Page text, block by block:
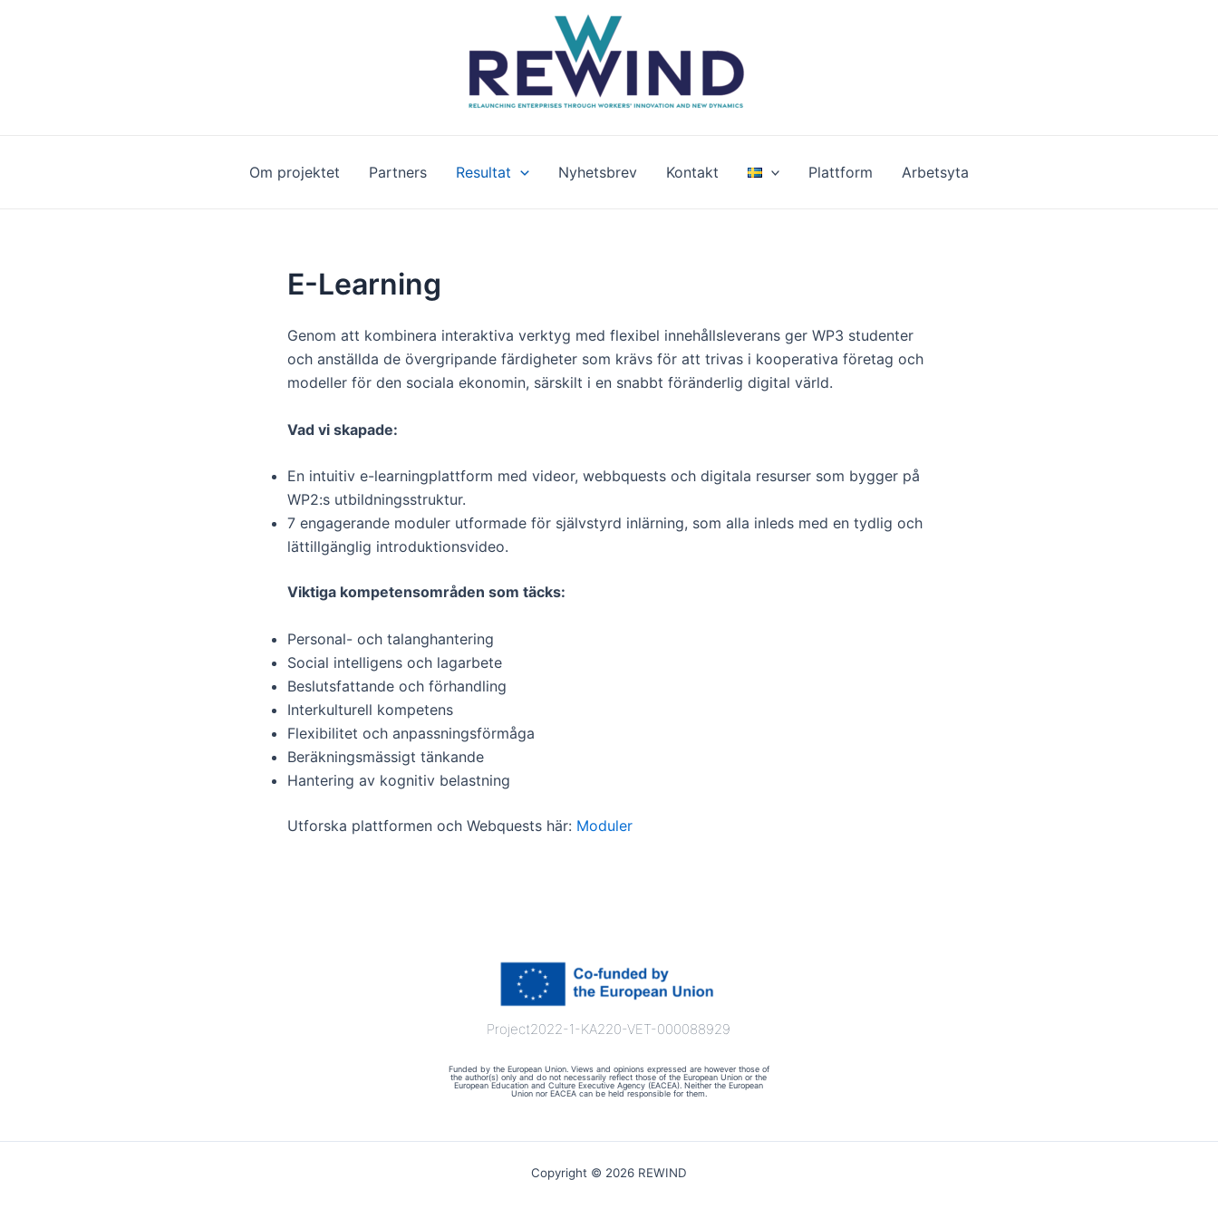
Om projektet Partners Resultat Nyhetsbrev Kontakt Plattform Arbetsyta
E-Learning
Genom att kombinera interaktiva verktyg med flexibel innehållsleverans ger WP3 studenter
och anställda de övergripande färdigheter som krävs för att trivas i kooperativa företag och
modeller för den sociala ekonomin, särskilt i en snabbt föränderlig digital värld.
Vad vi skapade:
En intuitiv e-learningplattform med videor, webbquests och digitala resurser som bygger på
WP2:s utbildningsstruktur.
7 engagerande moduler utformade för självstyrd inlärning, som alla inleds med en tydlig och
lättillgänglig introduktionsvideo.
Viktiga kompetensområden som täcks:
Personal- och talanghantering
Social intelligens och lagarbete
Beslutsfattande och förhandling
Interkulturell kompetens
Flexibilitet och anpassningsförmåga
Beräkningsmässigt tänkande
Hantering av kognitiv belastning
Utforska plattformen och Webquests här: Moduler
Project2022-1-KA220-VET-000088929
Funded by the European Union. Views and opinions expressed are however those of
the author(s) only and do not necessarily reflect those of the European Union or the
European Education and Culture Executive Agency (EACEA). Neither the European
Union nor EACEA can be held responsible for them.
Copyright © 2026 REWIND